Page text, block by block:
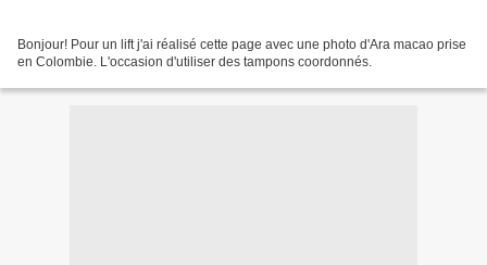
Bonjour! Pour un lift j'ai réalisé cette page avec une photo d'Ara macao prise
en Colombie. L'occasion d'utiliser des tampons coordonnés.